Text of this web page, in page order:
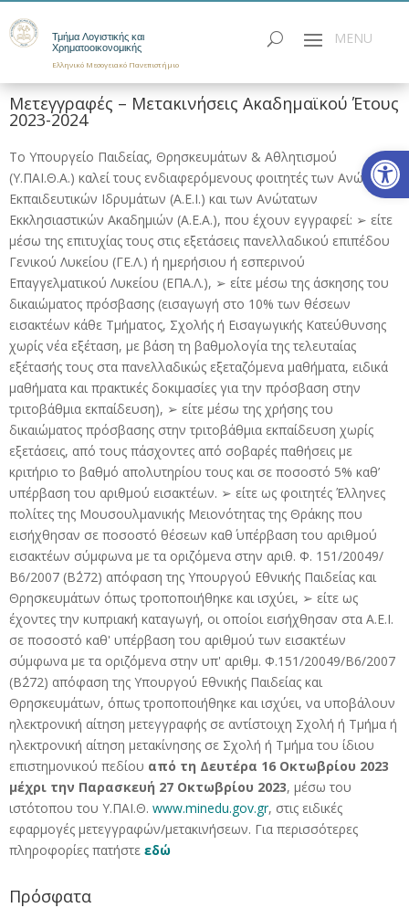
Τμήμα Λογιστικής και
Χρηματοοικονομικής
Ελληνικό Μεσογειακό Πανεπιστήμιο
Μετεγγραφές – Μετακινήσεις Ακαδημαϊκού Έτους
2023-2024
Το Υπουργείο Παιδείας, Θρησκευμάτων & Αθλητισμού
(Υ.ΠΑΙ.Θ.Α.) καλεί τους ενδιαφερόμενους φοιτητές των Ανώτατων
Εκπαιδευτικών Ιδρυμάτων (A.E.I.) και των Ανώτατων
Εκκλησιαστικών Ακαδημιών (Α.Ε.Α.), που έχουν εγγραφεί: ➢ είτε
μέσω της επιτυχίας τους στις εξετάσεις πανελλαδικού επιπέδου
Γενικού Λυκείου (ΓΕ.Λ.) ή ημερήσιου ή εσπερινού
Επαγγελματικού Λυκείου (ΕΠΑ.Λ.), ➢ είτε μέσω της άσκησης του
δικαιώματος πρόσβασης (εισαγωγή στο 10% των θέσεων
εισακτέων κάθε Τμήματος, Σχολής ή Εισαγωγικής Κατεύθυνσης
χωρίς νέα εξέταση, με βάση τη βαθμολογία της τελευταίας
εξέτασής τους στα πανελλαδικώς εξεταζόμενα μαθήματα, ειδικά
μαθήματα και πρακτικές δοκιμασίες για την πρόσβαση στην
τριτοβάθμια εκπαίδευση), ➢ είτε μέσω της χρήσης του
δικαιώματος πρόσβασης στην τριτοβάθμια εκπαίδευση χωρίς
εξετάσεις, από τους πάσχοντες από σοβαρές παθήσεις με
κριτήριο το βαθμό απολυτηρίου τους και σε ποσοστό 5% καθ’
υπέρβαση του αριθμού εισακτέων. ➢ είτε ως φοιτητές Έλληνες
πολίτες της Μουσουλμανικής Μειονότητας της Θράκης που
εισήχθησαν σε ποσοστό θέσεων καθ΄ υπέρβαση του αριθμού
εισακτέων σύμφωνα με τα οριζόμενα στην αριθ. Φ. 151/20049/
Β6/2007 (Β΄272) απόφαση της Υπουργού Εθνικής Παιδείας και
Θρησκευμάτων όπως τροποποιήθηκε και ισχύει, ➢ είτε ως
έχοντες την κυπριακή καταγωγή, οι οποίοι εισήχθησαν στα Α.Ε.Ι.
σε ποσοστό καθ' υπέρβαση του αριθμού των εισακτέων
σύμφωνα με τα οριζόμενα στην υπ' αριθμ. Φ.151/20049/Β6/2007
(Β΄272) απόφαση της Υπουργού Εθνικής Παιδείας και
Θρησκευμάτων, όπως τροποποιήθηκε και ισχύει, να υποβάλουν
ηλεκτρονική αίτηση μετεγγραφής σε αντίστοιχη Σχολή ή Τμήμα ή
ηλεκτρονική αίτηση μετακίνησης σε Σχολή ή Τμήμα του ίδιου
επιστημονικού πεδίου από τη Δευτέρα 16 Οκτωβρίου 2023
μέχρι την Παρασκευή 27 Οκτωβρίου 2023, μέσω του
ιστότοπου του Υ.ΠΑΙ.Θ. www.minedu.gov.gr, στις ειδικές
εφαρμογές μετεγγραφών/μετακινήσεων. Για περισσότερες
πληροφορίες πατήστε εδώ
Πρόσφατα